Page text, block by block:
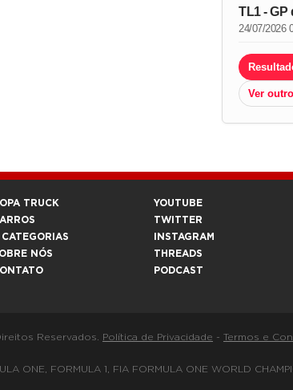
TL1 - GP
24/07/2026
Ver
TRUCK
CATEGORIAS
NÓS
YOUTUBE
TWITTER
INSTAGRAM
THREADS
PODCAST
Reservados. Política de Privacidade - Termos e
FORMULA 1, FIA FORMULA ONE WORLD